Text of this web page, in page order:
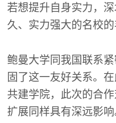
若想提升自身实力，
久、实力强大的名校的
鲍曼大学同我国联系
固了这一友好关系。
共建学院，此次的合
扩展同样具有深远影响